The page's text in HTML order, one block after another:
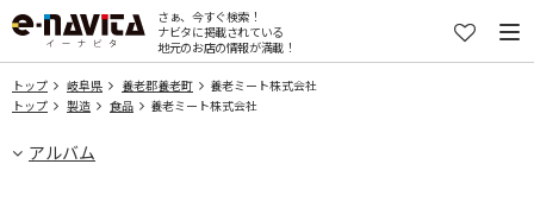
さぁ、今すぐ検索！
ナビタに掲載されている
地元のお店の情報が満載！
トップ 岐阜県 養老郡養老町
養老ミート株式会社
トップ
製造 食品 養老ミート株式会社
アルバム